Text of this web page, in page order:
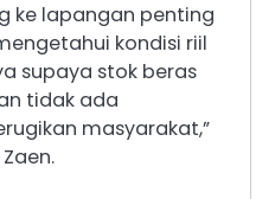
ke lapangan penting
kondisi riil
supaya stok beras
tidak ada
masyarakat,”